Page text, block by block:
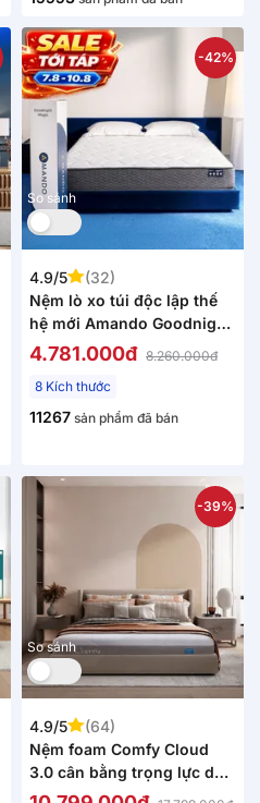
So sánh
-42%
4.9/5
(32)
Nệm lò xo túi độc lập thế
hệ mới Amando Goodnight
Magic nâng đỡ êm ái 20cm
4.781.000đ 8.260.000đ
8 Kích thước
11267 sản phẩm đã bán
So sánh
-39%
4.9/5
(64)
Nệm foam Comfy Cloud
3.0 cân bằng trọng lực dày
18cm